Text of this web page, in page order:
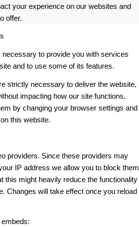
your experience on our websites and
offer.
to provide you with services
and to use some of its features.
strictly necessary to deliver the website,
impacting how our site functions.
by changing your browser settings and
this website.
providers. Since these providers may
IP address we allow you to block them
this might heavily reduce the functionality
Changes will take effect once you reload